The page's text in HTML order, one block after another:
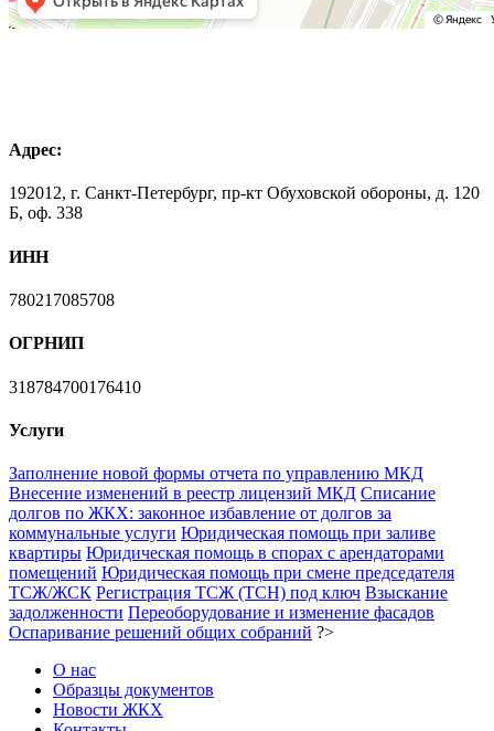
Адрес:
192012, г. Санкт-Петербург, пр-кт Обуховской обороны, д. 120
Б, оф. 338
ИНН
780217085708
ОГРНИП
318784700176410
Услуги
Заполнение новой формы отчета по управлению МКД
Внесение изменений в реестр лицензий МКД Списание
долгов по ЖКХ: законное избавление от долгов за
коммунальные услуги Юридическая помощь при заливе
квартиры Юридическая помощь в спорах с арендаторами
помещений Юридическая помощь при смене председателя
ТСЖ/ЖСК Регистрация ТСЖ (ТСН) под ключ Взыскание
задолженности Переоборудование и изменение фасадов
Оспаривание решений общих собраний ?>
О нас
Образцы документов
Новости ЖКХ